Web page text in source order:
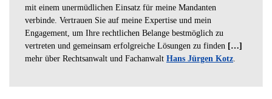
mit einem unermüdlichen Einsatz für meine Mandanten
verbinde. Vertrauen Sie auf meine Expertise und mein
Engagement, um Ihre rechtlichen Belange bestmöglich zu
vertreten und gemeinsam erfolgreiche Lösungen zu finden […]
mehr über Rechtsanwalt und Fachanwalt Hans Jürgen Kotz